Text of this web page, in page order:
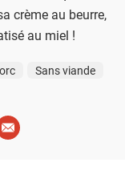
crème au beurre,
au miel !
Sans viande
sur whatsapp
à un ami